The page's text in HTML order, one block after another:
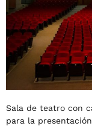
Sala de teatro con
para la